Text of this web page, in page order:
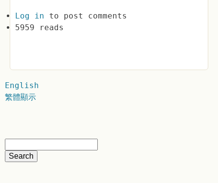
Log in to post comments
5959 reads
English
繁體顯示